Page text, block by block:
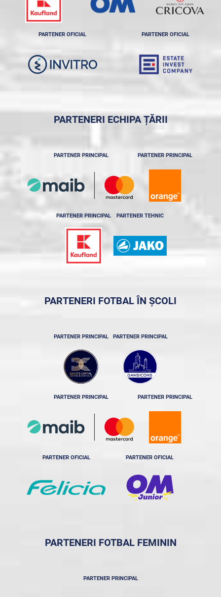
PARTENER OFICIAL PARTENER OFICIAL
PARTENERI ECHIPA ȚĂRII
PARTENER PRINCIPAL PARTENER PRINCIPAL
PARTENER PRINCIPAL PARTENER TEHNIC
PARTENERI FOTBAL ÎN ȘCOLI
PARTENER PRINCIPAL PARTENER PRINCIPAL
PARTENER PRINCIPAL PARTENER PRINCIPAL
PARTENER OFICIAL PARTENER OFICIAL
PARTENERI FOTBAL FEMININ
PARTENER PRINCIPAL